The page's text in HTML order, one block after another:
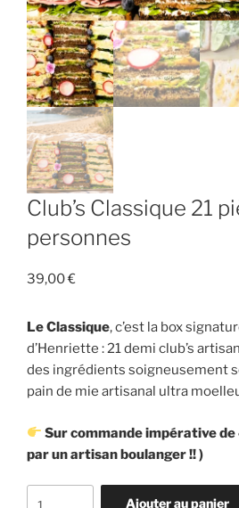
Club’s Classique 21
personnes
39,00€
Le Classique, c’est la box
d’Henriette : 21 demi club’s
des ingrédients soigneusement
pain de mie artisanal ultra
Sur commande impérative
par un artisan boulanger !! )
Ajouter au panier